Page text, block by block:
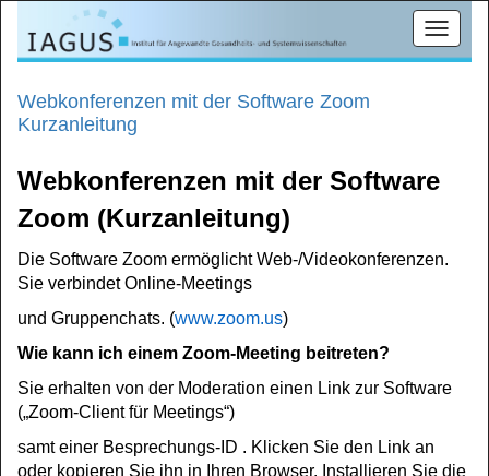
Toggle
Webkonferenzen mit der Software Zoom
Kurzanleitung
Webkonferenzen mit der Software
Zoom (Kurzanleitung)
Die Software Zoom ermöglicht Web-/Videokonferenzen.
Sie verbindet Online-Meetings
und Gruppenchats. (www.zoom.us)
Wie kann ich einem Zoom-Meeting beitreten?
Sie erhalten von der Moderation einen Link zur Software
(„Zoom-Client für Meetings“)
samt einer Besprechungs-ID . Klicken Sie den Link an
oder kopieren Sie ihn in Ihren Browser. Installieren Sie die